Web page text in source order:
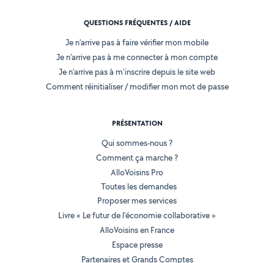
QUESTIONS FRÉQUENTES / AIDE
Je n'arrive pas à faire vérifier mon mobile
Je n'arrive pas à me connecter à mon compte
Je n'arrive pas à m'inscrire depuis le site web
Comment réinitialiser / modifier mon mot de passe
PRÉSENTATION
Qui sommes-nous ?
Comment ça marche ?
AlloVoisins Pro
Toutes les demandes
Proposer mes services
Livre « Le futur de l'économie collaborative »
AlloVoisins en France
Espace presse
Partenaires et Grands Comptes